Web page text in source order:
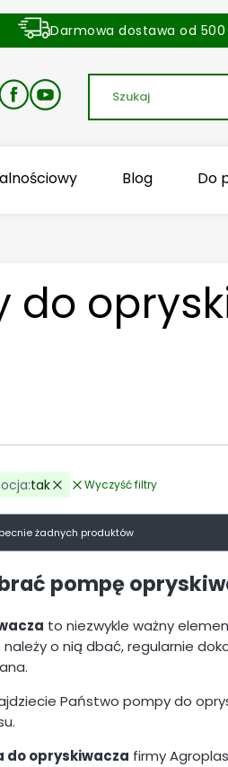
Darmowa dostawa od 500
Blog Do
do
tak Wyczyść filtry
żadnych produktów
pompę
to niezwykle ważny
o nią dbać, regularnie
Państwo pompy do
do opryskiwacza firmy